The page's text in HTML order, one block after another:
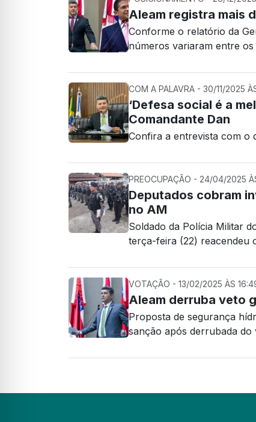
Aleam registra mais
Conforme o relatório da
números variaram entre
COM A PALAVRA - 30/11/2025
‘Defesa social é a
Comandante Dan
Confira a entrevista com o
PREOCUPAÇÃO - 24/04/2025
Deputados cobram
no AM
Soldado da Polícia Militar
terça-feira (22) reacendeu
VOTAÇÃO - 13/02/2025 ÀS
Aleam derruba veto
Proposta de segurança
sanção após derrubada do